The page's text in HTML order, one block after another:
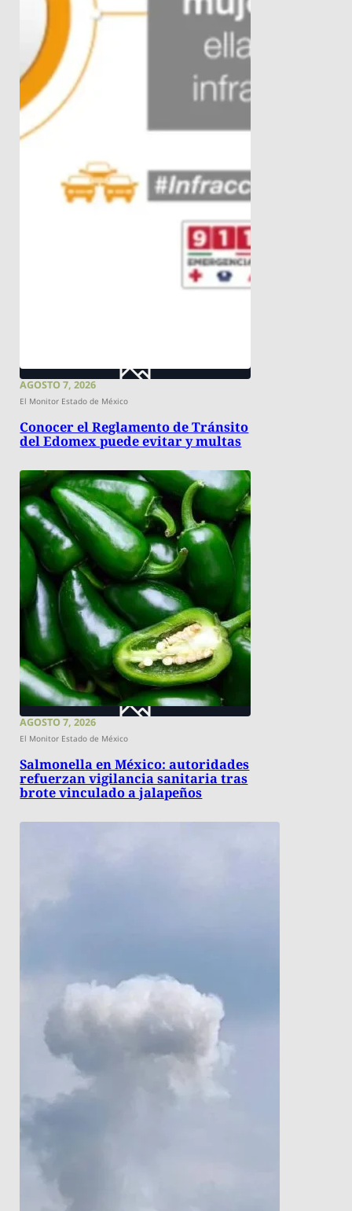
AGOSTO 7, 2026
El Monitor Estado de México
Conocer el Reglamento de Tránsito
del Edomex puede evitar y multas
AGOSTO 7, 2026
El Monitor Estado de México
Salmonella en México: autoridades
refuerzan vigilancia sanitaria tras
brote vinculado a jalapeños